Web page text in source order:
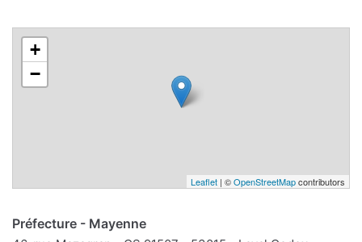
+
−
Leaflet | ©OpenStreetMapcontributors
Préfecture - Mayenne